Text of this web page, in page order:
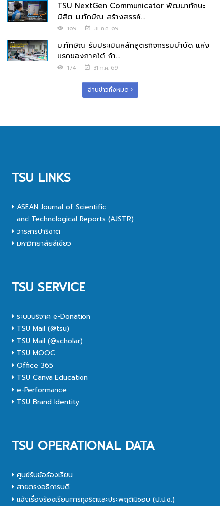
TSU NextGen Communicator พัฒนาทักษะ
นิสิต ม.ทักษิณ สร้างสรรค์...
169 31 ก.ค. 69
ม.ทักษิณ รับประเมินหลักสูตรกิจกรรมบำบัด แห่ง
แรกของภาคใต้ ก้า...
174 31 ก.ค. 69
อ่านข่าวทั้งหมด
TSU LINKS
ASEAN Journal of Scientific
and Technological Reports (AJSTR)
วารสารปาริชาต
มหาวิทยาลัยสีเขียว
TSU SERVICE
ระบบบริจาค e-Donation
TSU Mail (@tsu)
TSU Mail (@scholar)
TSU MOOC
Office 365
TSU Canva Education
e-Performance
TSU Brand Identity
TSU OPERATIONAL DATA
ศูนย์รับข้อร้องเรียน
สายตรงอธิการบดี
แจ้งเรื่องร้องเรียนการทุจริตและประพฤติมิชอบ (ป.ป.ช.)